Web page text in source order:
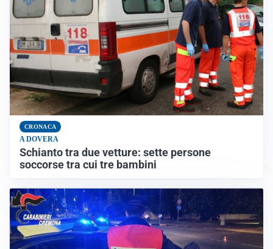
CRONACA
A DOVERA
Schianto tra due vetture: sette persone
soccorse tra cui tre bambini